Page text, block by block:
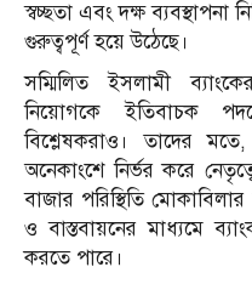
স্বচ্ছতা এবং দক্ষ
গুরুত্বপূর্ণ হয়ে উঠেছে।
সম্মিলিত ইসলামী
নিয়োগকে ইতিবাচক
বিশ্লেষকরাও। তাদের
অনেকাংশে নির্ভর করে
বাজার পরিস্থিতি
ও বাস্তবায়নের মাধ্যমে
করতে পারে।